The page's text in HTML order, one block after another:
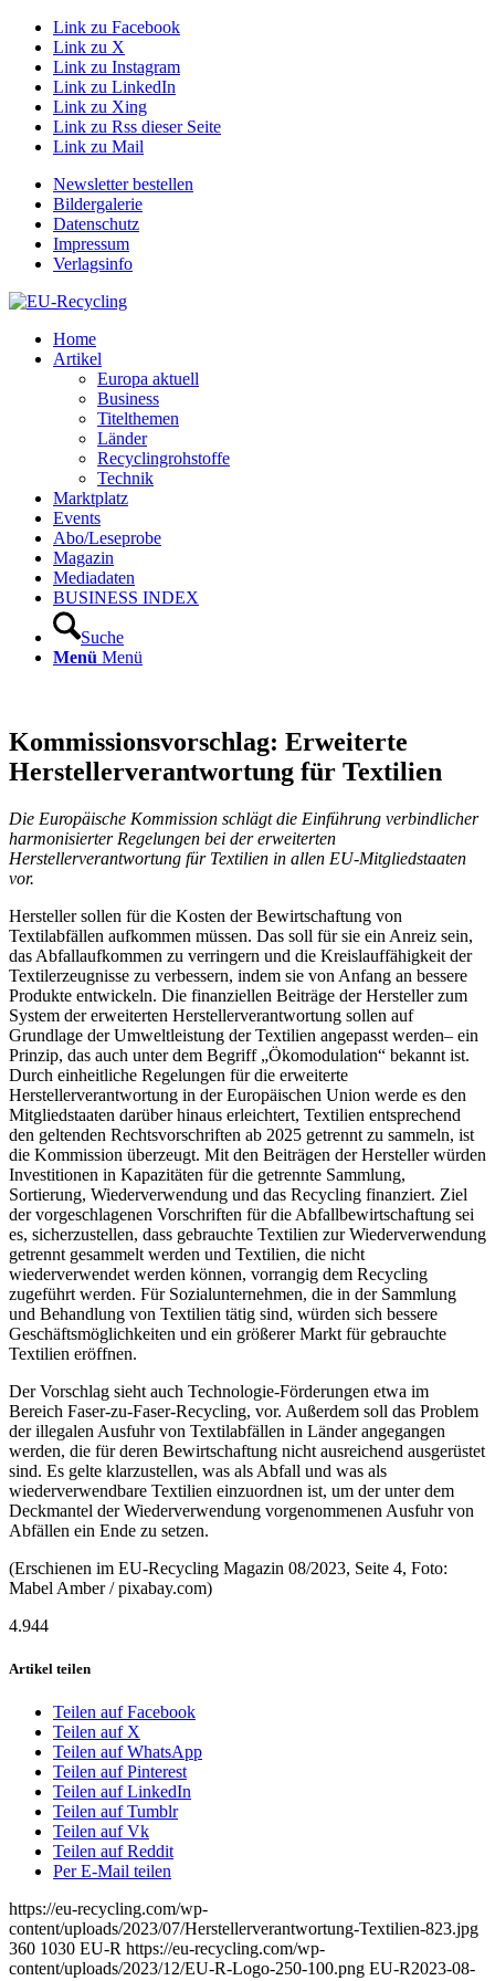
Link zu Facebook
Link zu X
Link zu Instagram
Link zu LinkedIn
Link zu Xing
Link zu Rss dieser Seite
Link zu Mail
Newsletter bestellen
Bildergalerie
Datenschutz
Impressum
Verlagsinfo
Home
Artikel
Europa aktuell
Business
Titelthemen
Länder
Recyclingrohstoffe
Technik
Marktplatz
Events
Abo/Leseprobe
Magazin
Mediadaten
BUSINESS INDEX
Suche
Menü Menü
Kommissionsvorschlag: Erweiterte
Herstellerverantwortung für Textilien
Die Europäische Kommission schlägt die Einführung verbindlicher
harmonisierter Regelungen bei der erweiterten
Herstellerverantwortung für Textilien in allen EU-Mitgliedstaaten
vor.
Hersteller sollen für die Kosten der Bewirtschaftung von
Textilabfällen aufkommen müssen. Das soll für sie ein Anreiz sein,
das Abfallaufkommen zu verringern und die Kreislauffähigkeit der
Textilerzeugnisse zu verbessern, indem sie von Anfang an bessere
Produkte entwickeln. Die finanziellen Beiträge der Hersteller zum
System der erweiterten Herstellerverantwortung sollen auf
Grundlage der Umweltleistung der Textilien angepasst werden– ein
Prinzip, das auch unter dem Begriff „Ökomodulation“ bekannt ist.
Durch einheitliche Regelungen für die erweiterte
Herstellerverantwortung in der Europäischen Union werde es den
Mitgliedstaaten darüber hinaus erleichtert, Textilien entsprechend
den geltenden Rechtsvorschriften ab 2025 getrennt zu sammeln, ist
die Kommission überzeugt. Mit den Beiträgen der Hersteller würden
Investitionen in Kapazitäten für die getrennte Sammlung,
Sortierung, Wiederverwendung und das Recycling finanziert. Ziel
der vorgeschlagenen Vorschriften für die Abfallbewirtschaftung sei
es, sicherzustellen, dass gebrauchte Textilien zur Wiederverwendung
getrennt gesammelt werden und Textilien, die nicht
wiederverwendet werden können, vorrangig dem Recycling
zugeführt werden. Für Sozialunternehmen, die in der Sammlung
und Behandlung von Textilien tätig sind, würden sich bessere
Geschäftsmöglichkeiten und ein größerer Markt für gebrauchte
Textilien eröffnen.
Der Vorschlag sieht auch Technologie-Förderungen etwa im
Bereich Faser-zu-Faser-Recycling, vor. Außerdem soll das Problem
der illegalen Ausfuhr von Textilabfällen in Länder angegangen
werden, die für deren Bewirtschaftung nicht ausreichend ausgerüstet
sind. Es gelte klarzustellen, was als Abfall und was als
wiederverwendbare Textilien einzuordnen ist, um der unter dem
Deckmantel der Wiederverwendung vorgenommenen Ausfuhr von
Abfällen ein Ende zu setzen.
(Erschienen im EU-Recycling Magazin 08/2023, Seite 4, Foto:
Mabel Amber / pixabay.com)
4.944
Artikel teilen
Teilen auf Facebook
Teilen auf X
Teilen auf WhatsApp
Teilen auf Pinterest
Teilen auf LinkedIn
Teilen auf Tumblr
Teilen auf Vk
Teilen auf Reddit
Per E-Mail teilen
https://eu-recycling.com/wp-
content/uploads/2023/07/Herstellerverantwortung-Textilien-823.jpg
360 1030 EU-R https://eu-recycling.com/wp-
content/uploads/2023/12/EU-R-Logo-250-100.png EU-R2023-08-